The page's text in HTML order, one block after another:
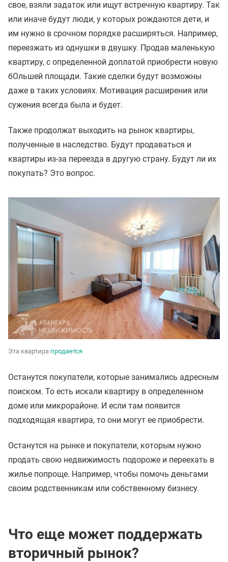
свое, взяли задаток или ищут встречную квартиру. Так
или иначе будут люди, у которых рождаются дети, и
им нужно в срочном порядке расширяться. Например,
переезжать из однушки в двушку. Продав маленькую
квартиру, с определенной доплатой приобрести новую
бОльшей площади. Такие сделки будут возможны
даже в таких условиях. Мотивация расширения или
сужения всегда была и будет.
Также продолжат выходить на рынок квартиры,
полученные в наследство. Будут продаваться и
квартиры из-за переезда в другую страну. Будут ли их
покупать? Это вопрос.
Эта квартира продается
Останутся покупатели, которые занимались адресным
поиском. То есть искали квартиру в определенном
доме или микрорайоне. И если там появится
подходящая квартира, то они могут ее приобрести.
Останутся на рынке и покупатели, которым нужно
продать свою недвижимость подороже и переехать в
жилье попроще. Например, чтобы помочь деньгами
своим родственникам или собственному бизнесу.
Что еще может поддержать
вторичный рынок?